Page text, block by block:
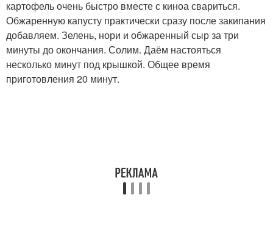
картофель очень быстро вместе с киноа свариться.
Обжаренную капусту практически сразу после закипания
добавляем. Зелень, нори и обжаренный сыр за три
минуты до окончания. Солим. Даём настояться
несколько минут под крышкой. Общее время
приготовления 20 минут.